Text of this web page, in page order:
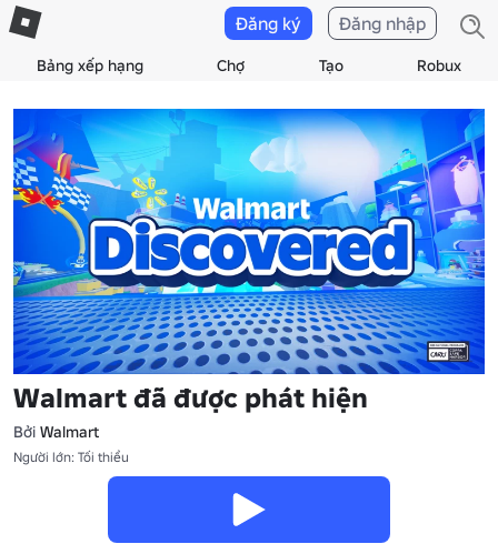
Bảng xếp hạng Chợ Tạo Robux
Đăng ký Đăng nhập
Walmart đã được phát hiện
Bởi Walmart
Người lớn: Tối thiểu